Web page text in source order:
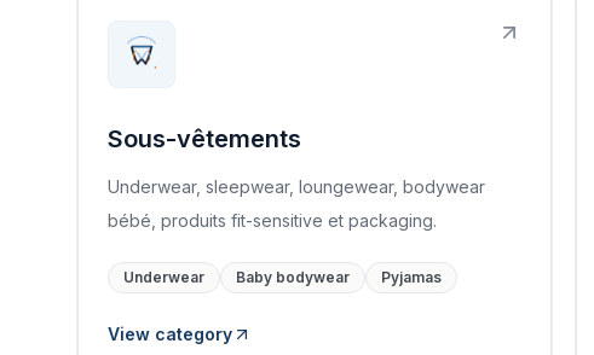
Sous-vêtements
Underwear, sleepwear, loungewear, bodywear
bébé, produits fit-sensitive et packaging.
Underwear Baby bodywear Pyjamas
View category